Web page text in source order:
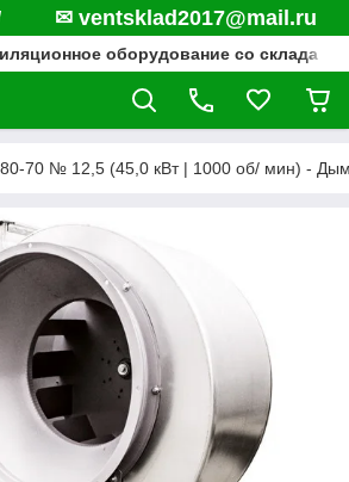
КП ✉ ventsklad2017@mail.ru
оборудование со склада
70 № 12,5 (45,0 кВт | 1000 об/ мин) -